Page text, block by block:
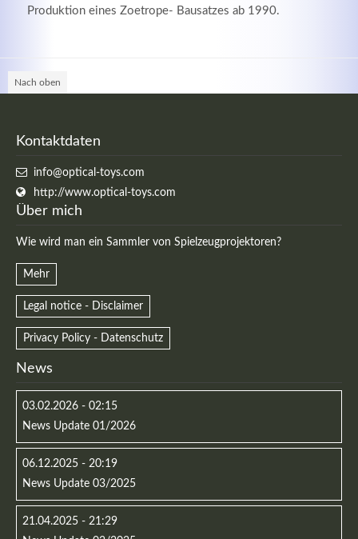
Produktion eines Zoetrope- Bausatzes ab 1990.
Nach oben
Kontaktdaten
info@optical-toys.com
http://www.optical-toys.com
Über mich
Wie wird man ein Sammler von Spielzeugprojektoren?
Mehr
Legal notice - Disclaimer
Privacy Policy - Datenschutz
News
03.02.2026 - 02:15
News Update 01/2026
06.12.2025 - 20:19
News Update 03/2025
21.04.2025 - 21:29
elit. Aenean commodo ligula eget dolor.
MEHR INFOS
Modern & Simple
Lorem ipsum dolor sit amet, consectetuer adipiscing
elit. Aenean commodo ligula eget dolor.
MEHR INFOS